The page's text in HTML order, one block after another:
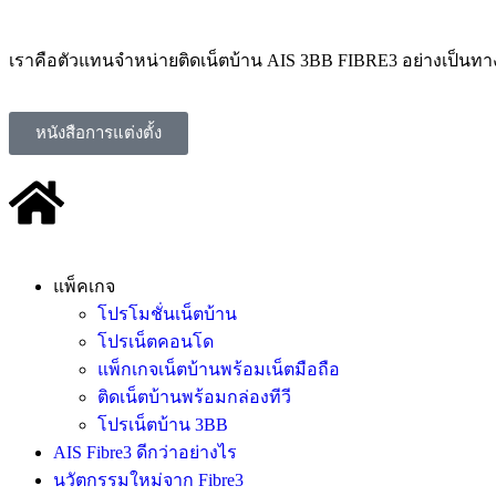
เราคือตัวแทนจำหน่ายติดเน็ตบ้าน AIS 3BB FIBRE3 อย่างเป็นทา
หนังสือการแต่งตั้ง
แพ็คเกจ
โปรโมชั่นเน็ตบ้าน
โปรเน็ตคอนโด
แพ็กเกจเน็ตบ้านพร้อมเน็ตมือถือ
ติดเน็ตบ้านพร้อมกล่องทีวี
โปรเน็ตบ้าน 3BB
AIS Fibre3 ดีกว่าอย่างไร
นวัตกรรมใหม่จาก Fibre3